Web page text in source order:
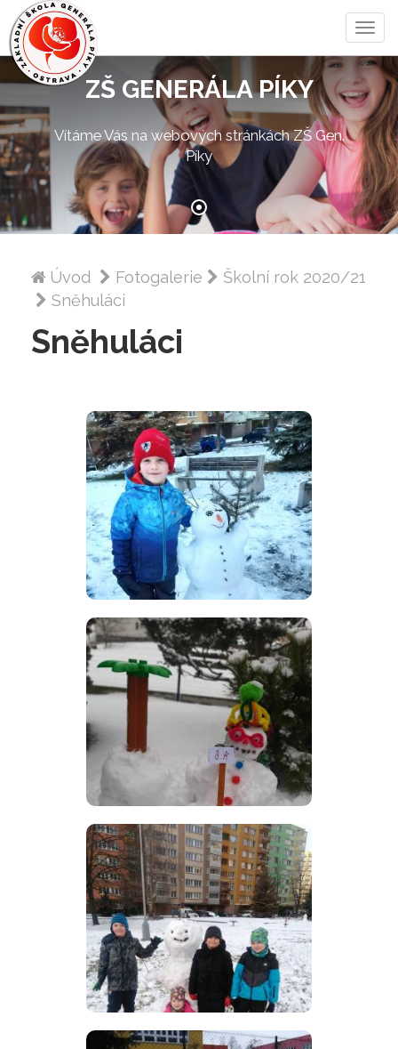
menu
ZŠ GENERÁLA PÍKY
Vítáme Vás na webových stránkách ZŠ Gen.
Píky
Úvod Fotogalerie
Školní rok 2020/21
Sněhuláci
Sněhuláci